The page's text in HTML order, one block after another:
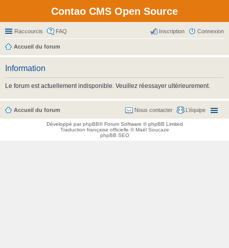
Contao CMS Open Source
Raccourcis FAQ Connexion
Inscription
Accueil du forum
Information
Le forum est actuellement indisponible. Veuillez réessayer ultérieurement.
Accueil du forum L’équipe
Nous contacter
Développé parphpBB® Forum Software © phpBB Limited
Traduction française officielle ©Maël Soucaze
phpBB SEO